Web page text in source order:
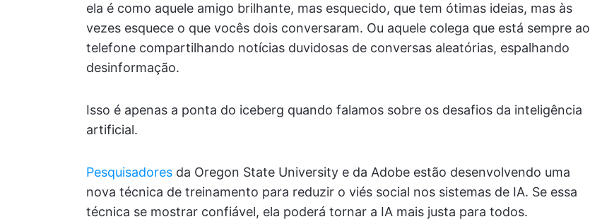
ela é como aquele amigo brilhante, mas esquecido, que tem ótimas ideias, mas às
vezes esquece o que vocês dois conversaram. Ou aquele colega que está sempre ao
telefone compartilhando notícias duvidosas de conversas aleatórias, espalhando
desinformação.
Isso é apenas a ponta do iceberg quando falamos sobre os desafios da inteligência
artificial.
Pesquisadores da Oregon State University e da Adobe estão desenvolvendo uma
nova técnica de treinamento para reduzir o viés social nos sistemas de IA. Se essa
técnica se mostrar confiável, ela poderá tornar a IA mais justa para todos.